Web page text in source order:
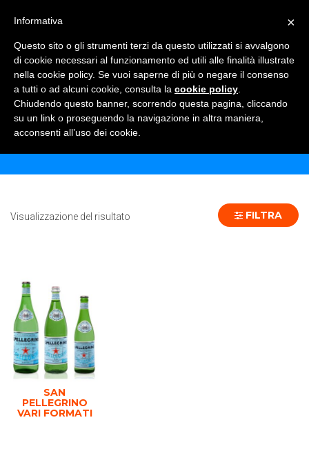
SAN PELLEGRINO 25 CL - 24 PZ
Home Prodotto Formato
Visualizzazione del risultato FILTRA
SAN
PELLEGRINO
VARI FORMATI
×
Informativa
Questo sito o gli strumenti terzi da questo utilizzati si avvalgono
di cookie necessari al funzionamento ed utili alle finalità illustrate
nella cookie policy. Se vuoi saperne di più o negare il consenso
a tutti o ad alcuni cookie, consulta la cookie policy
Chiudendo questo banner, scorrendo questa pagina, cliccando
su un link o proseguendo la navigazione in altra maniera,
acconsenti all’uso dei cookie.